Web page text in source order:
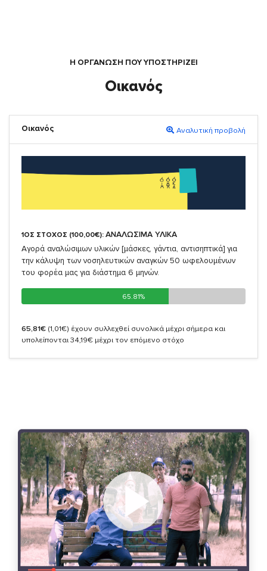
Η ΟΡΓΆΝΩΣΗ ΠΟΥ ΥΠΟΣΤΗΡΙΖΕΙ
Οικανός
Οικανός Αναλυτική προβολή
1ΟΣ ΣΤΟΧΟΣ (100,00€): ΑΝΑΛΩΣΙΜΑ ΥΛΙΚΑ
Αγορά αναλώσιμων υλικών [μάσκες, γάντια, αντισηπτικά] για
την κάλυψη των νοσηλευτικών αναγκών 50 ωφελουμένων
του φορέα μας για διάστημα 6 μηνών.
65.81%
65.81%
65,81€ (1,01€) έχουν συλλεχθεί συνολικά μέχρι σήμερα και
υπολείπονται 34,19€ μέχρι τον επόμενο στόχο